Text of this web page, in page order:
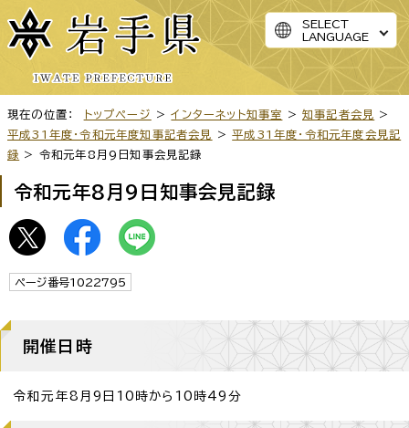
SELECT
LANGUAGE
現在の位置： トップページ >インターネット知事室 >知事記者会見
>
平成31年度・令和元年度知事記者会見
>平成31年度・令和元年度会見記
録 > 令和元年8月9日知事会見記録
令和元年8月9日知事会見記録
ページ番号1022795
開催日時
令和元年8月9日10時から10時49分